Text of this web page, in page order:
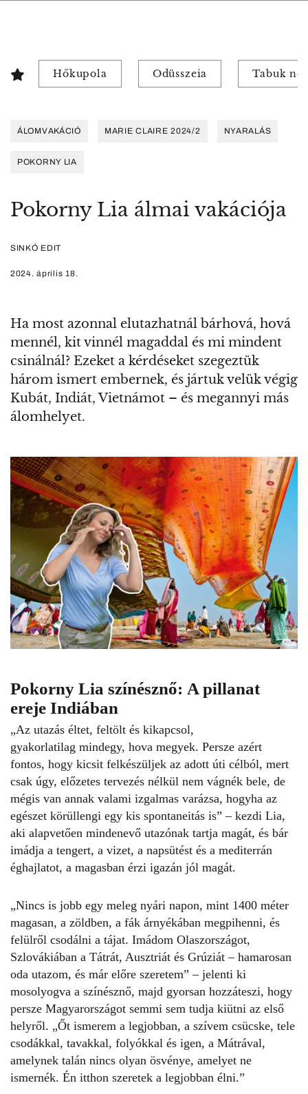
Hőkupola Odüsszeia Tabuk
ÁLOMVAKÁCIÓ MARIE CLAIRE 2024/2 NYARALÁS
POKORNY LIA
Pokorny Lia álmai vakációja
SINKÓ EDIT
2024. április 18.
Ha most azonnal elutazhatnál bárhová, hová
mennél, kit vinnél magaddal és mi mindent
csinálnál? Ezeket a kérdéseket szegeztük
három ismert embernek, és jártuk velük végig
Kubát, Indiát, Vietnámot – és megannyi más
álomhelyet.
Pokorny Lia színésznő: A pillanat
ereje Indiában
„Az utazás éltet, feltölt és kikapcsol,
gyakorlatilag mindegy, hova megyek. Persze azért
fontos, hogy kicsit felkészüljek az adott úti célból, mert
csak úgy, előzetes tervezés nélkül nem vágnék bele, de
mégis van annak valami izgalmas varázsa, hogyha az
egészet körüllengi egy kis spontaneitás is” – kezdi Lia,
aki alapvetően mindenevő utazónak tartja magát, és bár
imádja a tengert, a vizet, a napsütést és a mediterrán
éghajlatot, a magasban érzi igazán jól magát.
„Nincs is jobb egy meleg nyári napon, mint 1400 méter
magasan, a zöldben, a fák árnyékában megpihenni, és
felülről csodálni a tájat. Imádom Olaszországot,
Szlovákiában a Tátrát, Ausztriát és Grúziát – hamarosan
oda utazom, és már előre szeretem” – jelenti ki
mosolyogva a színésznő, majd gyorsan hozzáteszi, hogy
persze Magyarországot semmi sem tudja kiütni az első
helyről. „Őt ismerem a legjobban, a szívem csücske, tele
csodákkal, tavakkal, folyókkal és igen, a Mátrával,
amelynek talán nincs olyan ösvénye, amelyet ne
ismernék. Én itthon szeretek a legjobban élni.”